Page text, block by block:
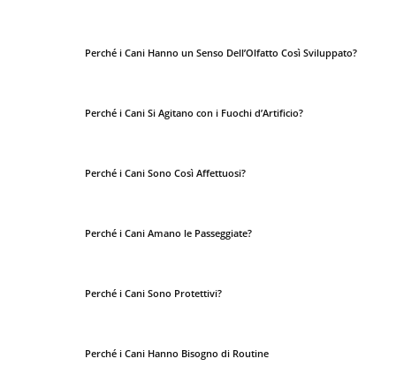
Perché i Cani Hanno un Senso Dell’Olfatto Così Sviluppato?
Perché i Cani Si Agitano con i Fuochi d’Artificio?
Perché i Cani Sono Così Affettuosi?
Perché i Cani Amano le Passeggiate?
Perché i Cani Sono Protettivi?
Perché i Cani Hanno Bisogno di Routine